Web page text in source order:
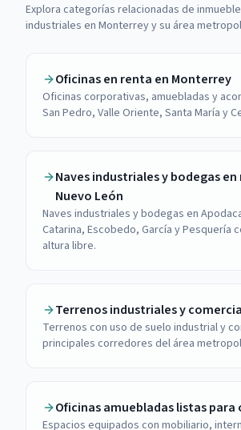
Explora categorías relacionadas de
industriales en Monterrey y su área
Oficinas en renta en Monterrey
Oficinas corporativas, amuebladas y
San Pedro, Valle Oriente, Santa María y
Naves industriales y bodegas
Nuevo León
Naves industriales y bodegas en
Catarina, Escobedo, García y Pesquería
altura libre.
Terrenos industriales y
Terrenos con uso de suelo industrial y
principales corredores del área
Oficinas amuebladas listas para
Espacios equipados con mobiliario,